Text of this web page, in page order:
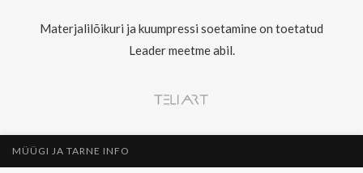
Materjalilõikuri ja kuumpressi soetamine on toetatud
Leader meetme abil.
MÜÜGI JA TARNE INFO